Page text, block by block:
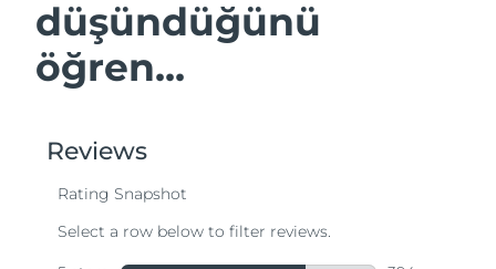
düşündüğünü
öğren...